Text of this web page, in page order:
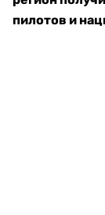
пилотов и